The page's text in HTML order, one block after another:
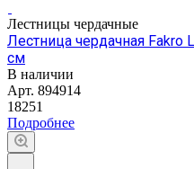
Лестницы чердачные
Лестница чердачная Fakro
см
В наличии
Арт. 894914
18251
Подробнее